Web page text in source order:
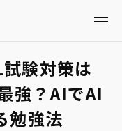
試験対策は
強？AIでAI
勉強法